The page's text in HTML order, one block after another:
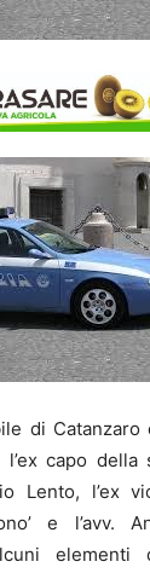
di
l’ex capo
Lento, l’ex
e l’avv.
elementi